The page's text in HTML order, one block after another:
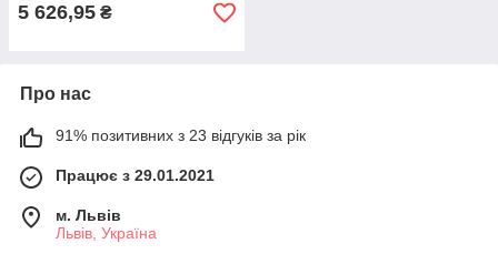
5 626,95 ₴
Про нас
91% позитивних з 23 відгуків за рік
Працює з 29.01.2021
м. Львів
Львів, Україна